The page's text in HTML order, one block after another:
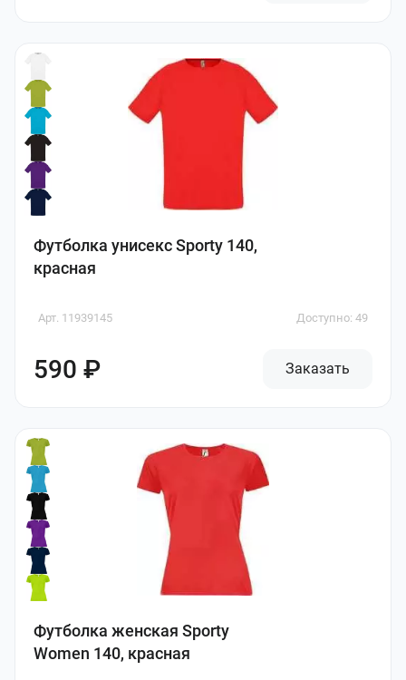
Футболка унисекс Sporty 140,
красная
Арт. 11939145 Доступно: 49
590 ₽ Заказать
Футболка женская Sporty
Women 140, красная